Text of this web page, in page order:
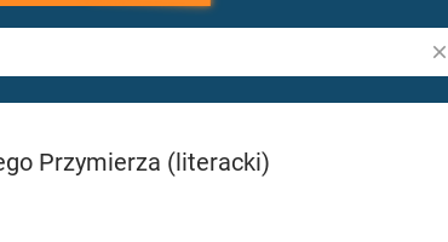
Przymierza (literacki)